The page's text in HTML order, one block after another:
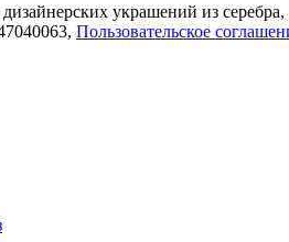
украшений из
Пользовательское